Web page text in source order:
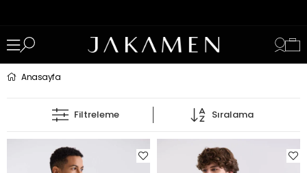
Anasayfa
Filtreleme Sıralama